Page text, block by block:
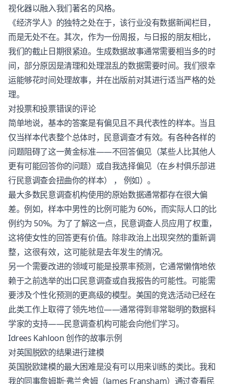
视化器以融入我们著名的风格。
《经济学人》的独特之处在于，该行业没有数据新闻栏目，
而是无处不在。其次，作为一份周报，与日报的朋友相比，
我们的截止日期很紧迫。生成数据故事通常需要相当多的时
间，部分原因是清理和处理混乱的数据需要时间。我们很幸
运能够花时间处理故事，并在出版前对其进行适当严格的处
理。
对投票和投票错误的评论
简单地说，基本的答案是有偏见且不具代表性的样本。当且
仅当样本代表整个总体时，民意调查才有效。有各种各样的
问题阻碍了这一黄金标准——不回答偏见（某些人比其他人
更有可能回答你的问题）或自我选择偏见（在乡村俱乐部进
行民意调查会扭曲你的样本） ， 例如）。
最大多数民意调查机构使用的原始数据通常都存在很大偏
差。例如，样本中男性的比例可能为 60%，而实际人口的比
例约为 50%。为了了解这一点，民意调查人员应用了权重，
这将使女性的回答更有价值。除非政治上出现突然的重新调
整，这很有效，这可能就是去年发生的情况。
另一个需要改进的领域可能是投票率预测，它通常懒惰地依
赖于之前选举的出口民意调查或自我报告的可能性。可能需
要涉及个性化预测的更高级的模型。美国的竞选活动已经在
此类工作上取得了领先地位——通常得到非常聪明的数据科
学家的支持——民意调查机构可能会向他们学习。
Idrees Kahloon 创作的故事示例
对英国脱欧的结果进行建模
英国脱欧建模的最大困难是没有可以用来训练的类比。我和
我的同事詹姆斯·弗兰舍姆（James Fransham）通过查看民